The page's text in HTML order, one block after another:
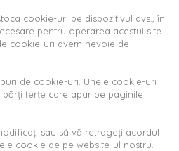
cookie-uri pe dispozitivul dvs., în
pentru operarea acestui site.
cookie-uri avem nevoie de
de cookie-uri. Unele cookie-uri
terţe care apar pe paginile
sau să vă retrageți acordul
cookie de pe website-ul nostru.